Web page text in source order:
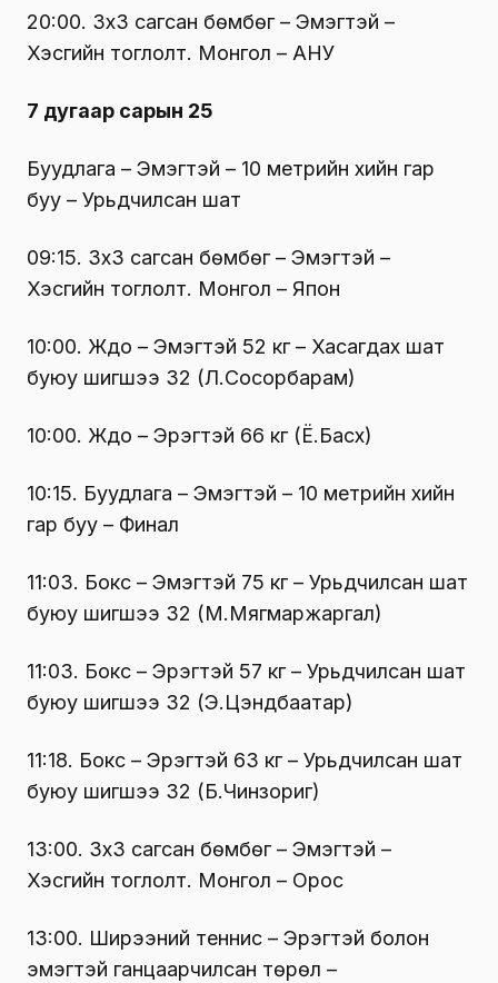
20:00. 3х3 сагсан бөмбөг – Эмэгтэй –
Хэсгийн тоглолт. Монгол – АНУ
7 дугаар сарын 25
Буудлага – Эмэгтэй – 10 метрийн хийн гар
буу – Урьдчилсан шат
09:15. 3х3 сагсан бөмбөг – Эмэгтэй –
Хэсгийн тоглолт. Монгол – Япон
10:00. Жүдо – Эмэгтэй 52 кг – Хасагдах шат
буюу шигшээ 32 (Л.Сосорбарам)
10:00. Жүдо – Эрэгтэй 66 кг (Ё.Басхүү)
10:15. Буудлага – Эмэгтэй – 10 метрийн хийн
гар буу – Финал
11:03. Бокс – Эмэгтэй 75 кг – Урьдчилсан шат
буюу шигшээ 32 (М.Мягмаржаргал)
11:03. Бокс – Эрэгтэй 57 кг – Урьдчилсан шат
буюу шигшээ 32 (Э.Цэндбаатар)
11:18. Бокс – Эрэгтэй 63 кг – Урьдчилсан шат
буюу шигшээ 32 (Б.Чинзориг)
13:00. 3х3 сагсан бөмбөг – Эмэгтэй –
Хэсгийн тоглолт. Монгол – Орос
13:00. Ширээний теннис – Эрэгтэй болон
эмэгтэй ганцаарчилсан төрөл –